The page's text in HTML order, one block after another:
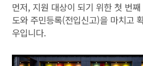
먼저, 지원 대상이 되기 위한 첫 번
도와 주민등록(전입신고)을 마치고
우입니다.